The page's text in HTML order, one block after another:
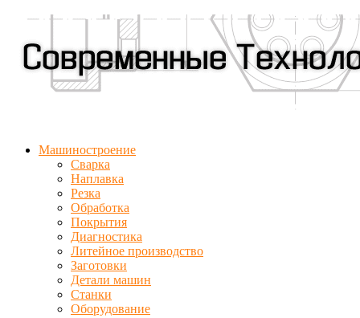
Машиностроение
Сварка
Наплавка
Резка
Обработка
Покрытия
Диагностика
Литейное производство
Заготовки
Детали машин
Станки
Оборудование